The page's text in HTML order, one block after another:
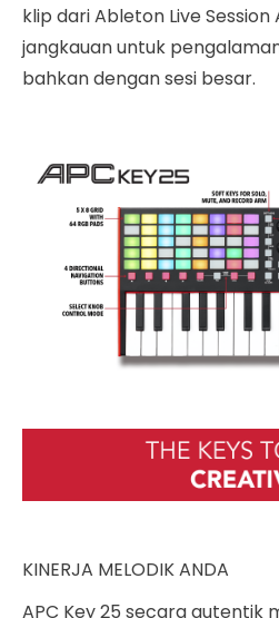
klip dari Ableton Live
jangkauan untuk
bahkan dengan sesi besar.
KINERJA MELODIK ANDA
APC Key 25 secara autentik